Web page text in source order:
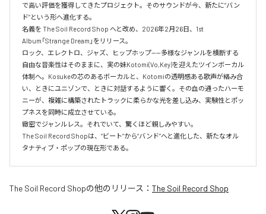
で高い評価を獲得してきたプロジェクト。そのサウンドが今、新たに“バン
ド”という形へ進化する。
名義を The Soil Record Shop へと改め、2026年2月26日、1st
Album「Strange Dream」をリリース。
ロック、エレクトロ、ジャズ、ヒップホップ——多様なジャンルを横断する
自由な音楽性はそのままに、実の妹Kotomi(Vo,Key)を迎えたツインボーカル
体制へ。Kosukeの芯のあるボーカルと、Kotomiの透明感ある歌声が絡み合
い、ときにユニゾンで、ときに対話するように響く。その血の通ったハーモ
ニーが、複雑に構築されたトラックに柔らかな光を差し込み、実験性とポッ
プネスを同時に成立させている。
緻密でジャンルレス。それでいて、驚くほど親しみやすい。
The Soil Record Shopは、“ビート”から“バンド”へと進化した、新たなオル
タナティブ・ポップの現在形である。
The Soil Record Shopの他のリリース： The Soil Record Shop